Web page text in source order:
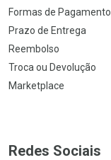
Formas de Pagamento
Prazo de Entrega
Reembolso
Troca ou Devolução
Marketplace
Redes Sociais